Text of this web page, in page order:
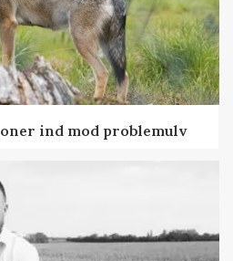
ind mod problemulv